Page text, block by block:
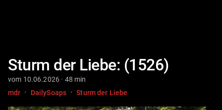
Sturm der Liebe: (1526)
vom 10.06.2026 · 48 min
mdr · DailySoaps · Sturm der Liebe